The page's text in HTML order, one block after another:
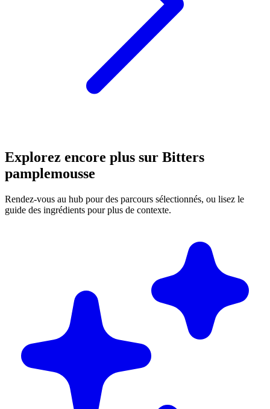
Explorez encore plus sur Bitters
pamplemousse
Rendez-vous au hub pour des parcours sélectionnés, ou lisez le
guide des ingrédients pour plus de contexte.